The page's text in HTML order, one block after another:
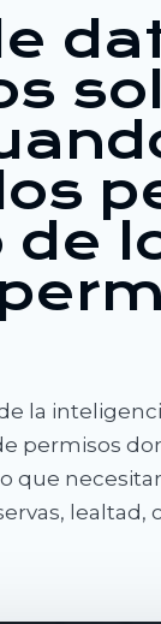
de
la
permisos
que
lealtad,